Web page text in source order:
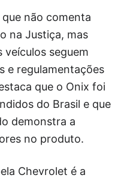
não comenta
na Justiça, mas
veículos seguem
e regulamentações
que o Onix foi
do Brasil e que
demonstra a
no produto.
Chevrolet é a